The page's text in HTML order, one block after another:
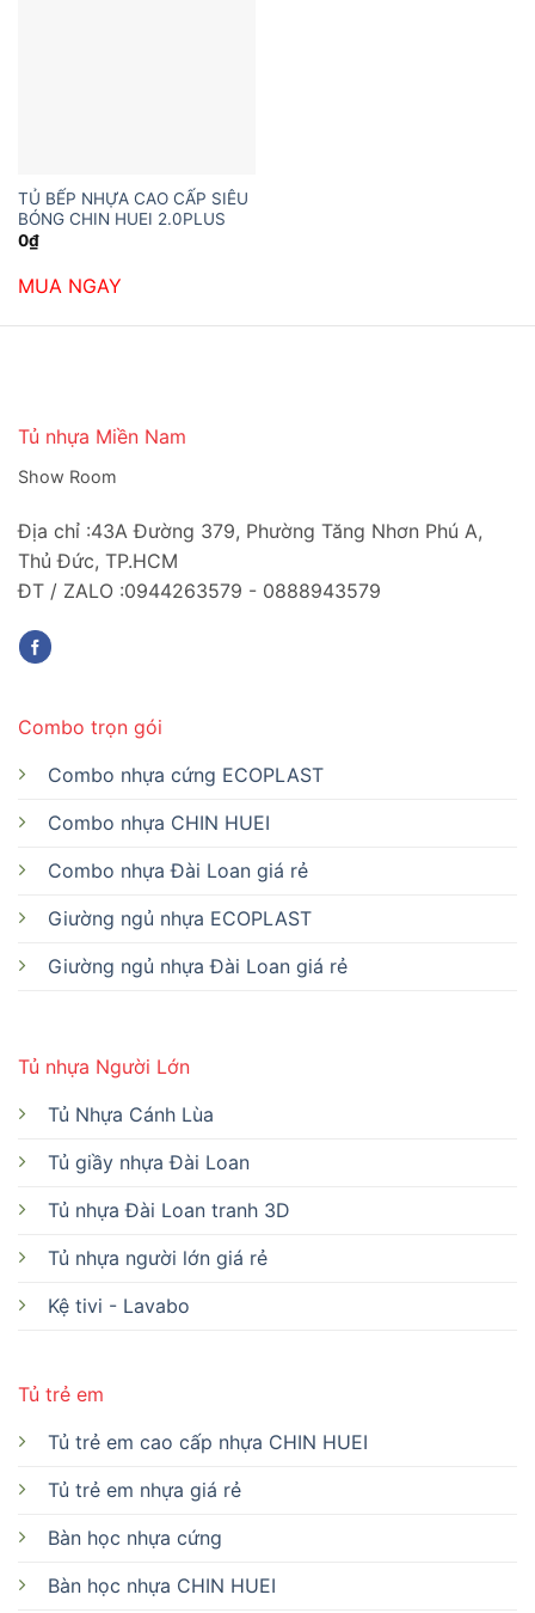
TỦ BẾP NHỰA CAO CẤP SIÊU
BÓNG CHIN HUEI 2.0PLUS
0₫
MUA NGAY
Tủ nhựa Miền Nam
Show Room
Địa chỉ :43A Đường 379, Phường Tăng Nhơn Phú A,
Thủ Đức, TP.HCM
ĐT / ZALO :0944263579 - 0888943579
Tủ nhựa Người Lớn
Tủ Nhựa Cánh Lùa
Tủ giầy nhựa Đài Loan
Tủ nhựa Đài Loan tranh 3D
Tủ nhựa người lớn giá rẻ
Kệ tivi - Lavabo
Tủ trẻ em
Tủ trẻ em cao cấp nhựa CHIN HUEI
Tủ trẻ em nhựa giá rẻ
Bàn học nhựa cứng
Bàn học nhựa CHIN HUEI
Combo trọn gói
Combo nhựa cứng ECOPLAST
Combo nhựa CHIN HUEI
Combo nhựa Đài Loan giá rẻ
Giường ngủ nhựa ECOPLAST
Giường ngủ nhựa Đài Loan giá rẻ